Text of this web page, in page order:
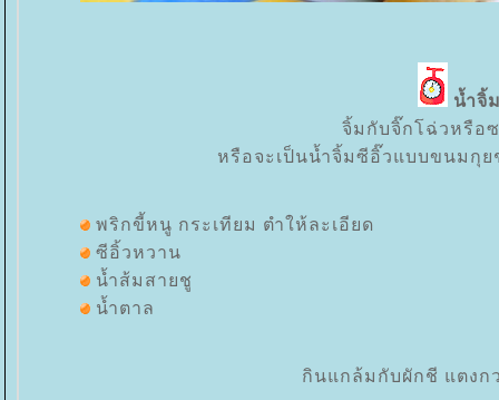
น้ำจิ้
จิ้มกับจิ๊กโฉ่วหรือ
หรือจะเป็นน้ำจิ้มซีอิ๊วแบบขนมกุย
พริกขี้หนู กระเทียม ตำให้ละเอียด
ซีอิ้วหวาน
น้ำส้มสายชู
น้ำตาล
กินแกล้มกับผักชี แตงก